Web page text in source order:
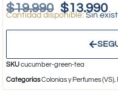
$19.990 $13.990
Sin
SKUcucumber-green-tea
CategoríasColonias y Perfumes (VS),